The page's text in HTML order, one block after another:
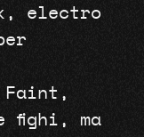
electro
Faint,
fighi, ma